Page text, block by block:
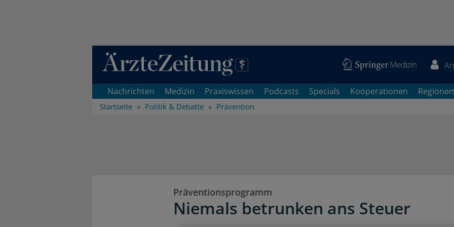
Direkt zum Inhaltsbereich
Nachrichten Medizin Praxiswissen Podcasts Specials Kooperationen Regionen
Startseite Politik & Debatte Prävention
Präventionsprogramm
Niemals betrunken ans Steuer